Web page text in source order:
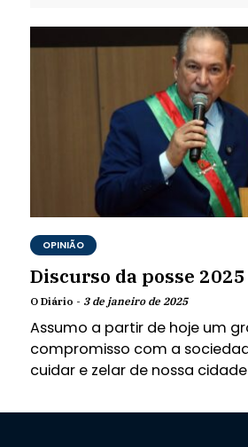
OPINIÃO
Discurso da posse 2025
O Diário - 3 de janeiro de 2025
Assumo a partir de hoje um
compromisso com a
cuidar e zelar de nossa